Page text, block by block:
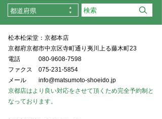
都道府県
松本松栄堂：京都本店
京都府京都市中京区寺町通り夷川上る藤木町23
電話
080-9608-7598
ファクス
075-231-5854
メール
info@matsumoto-shoeido.jp
京都店はより良い対応をさせて頂くため完全予約制と
なっております。